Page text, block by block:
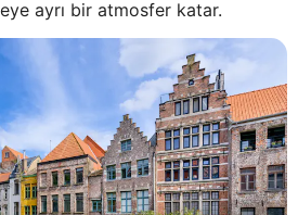
ayrı bir atmosfer katar.